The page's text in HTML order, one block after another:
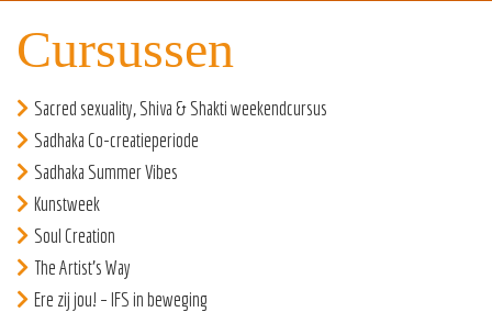
Cursussen
Sacred sexuality, Shiva & Shakti weekendcursus
Sadhaka Co-creatieperiode
Sadhaka Summer Vibes
Kunstweek
Soul Creation
The Artist’s Way
Ere zij jou! – IFS in beweging